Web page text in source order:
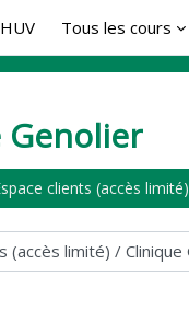
Tous les cours
Genolier
clients (accès limité)